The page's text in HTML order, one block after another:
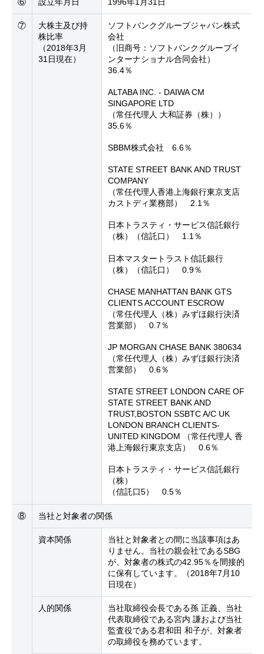
⑦
大株主及び持
株比率
（2018年3月
31日現在）
ソフトバンクグループジャパン株式
会社
（旧商号：ソフトバンクグループイ
ンターナショナル合同会社）
36.4％
ALTABA INC. - DAIWA CM
SINGAPORE LTD
（常任代理人 大和証券（株））
35.6％
SBBM株式会社 6.6％
STATE STREET BANK AND TRUST
COMPANY
（常任代理人香港上海銀行東京支店
カストディ業務部） 2.1％
日本トラスティ・サービス信託銀行
（株）（信託口） 1.1％
日本マスタートラスト信託銀行
（株）（信託口） 0.9％
CHASE MANHATTAN BANK GTS
CLIENTS ACCOUNT ESCROW
（常任代理人（株）みずほ銀行決済
営業部） 0.7％
JP MORGAN CHASE BANK 380634
（常任代理人（株）みずほ銀行決済
営業部） 0.6％
STATE STREET LONDON CARE OF
STATE STREET BANK AND
TRUST,BOSTON SSBTC A/C UK
LONDON BRANCH CLIENTS-
UNITED KINGDOM （常任代理人 香
港上海銀行東京支店） 0.6％
日本トラスティ・サービス信託銀行
（株）
（信託口5） 0.5％
⑧ 当社と対象者の関係
資本関係
当社と対象者との間に当該事項はあ
りません。当社の親会社であるSBG
が、対象者の株式の42.95％を間接的
に保有しています。（2018年7月10
日現在）
人的関係
当社取締役会長である孫 正義、当社
代表取締役である宮内 謙および当社
監査役である君和田 和子が、対象者
の取締役を務めています。